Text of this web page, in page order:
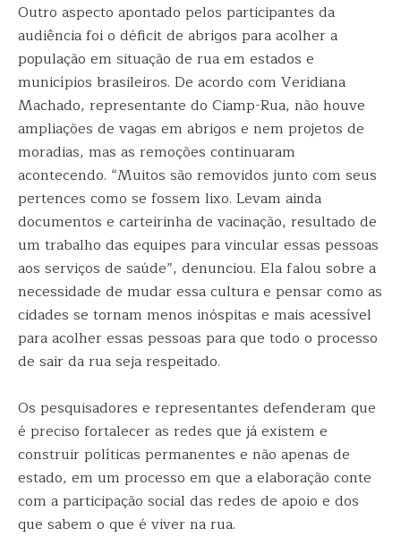
Outro aspecto apontado pelos participantes da
audiência foi o déficit de abrigos para acolher a
população em situação de rua em estados e
municípios brasileiros. De acordo com Veridiana
Machado, representante do Ciamp-Rua, não houve
ampliações de vagas em abrigos e nem projetos de
moradias, mas as remoções continuaram
acontecendo. “Muitos são removidos junto com seus
pertences como se fossem lixo. Levam ainda
documentos e carteirinha de vacinação, resultado de
um trabalho das equipes para vincular essas pessoas
aos serviços de saúde”, denunciou. Ela falou sobre a
necessidade de mudar essa cultura e pensar como as
cidades se tornam menos inóspitas e mais acessível
para acolher essas pessoas para que todo o processo
de sair da rua seja respeitado.
Os pesquisadores e representantes defenderam que
é preciso fortalecer as redes que já existem e
construir políticas permanentes e não apenas de
estado, em um processo em que a elaboração conte
com a participação social das redes de apoio e dos
que sabem o que é viver na rua.